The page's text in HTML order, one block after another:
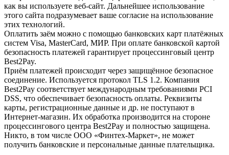
как вы используете веб-сайт. Дальнейшее использование
этого сайта подразумевает ваше согласие на использование
этих технологий.
Оплатить заём можно с помощью банковских карт платёжных
систем Visa, MasterCard, МИР. При оплате банковской картой
безопасность платежей гарантирует процессинговый центр
Best2Pay.
Приём платежей происходит через защищённое безопасное
соединение. Используется протокол TLS 1.2. Компания
Best2Pay соответствует международным требованиями PCI
DSS, что обеспечивает безопасность оплаты. Реквизиты
карты, регистрационные данные и др. не поступают в
Интернет-магазин. Их обработка производится на стороне
процессингового центра Best2Pay и полностью защищена.
Никто, в том числе ООО «Финтех-Маркет», не может
получить банковские и персональные данные плательщика.